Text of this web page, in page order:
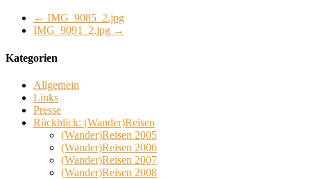
← IMG_9085_2.jpg
IMG_9091_2.jpg →
Kategorien
Allgemein
Links
Presse
Rückblick: (Wander)Reisen
(Wander)Reisen 2005
(Wander)Reisen 2006
(Wander)Reisen 2007
(Wander)Reisen 2008